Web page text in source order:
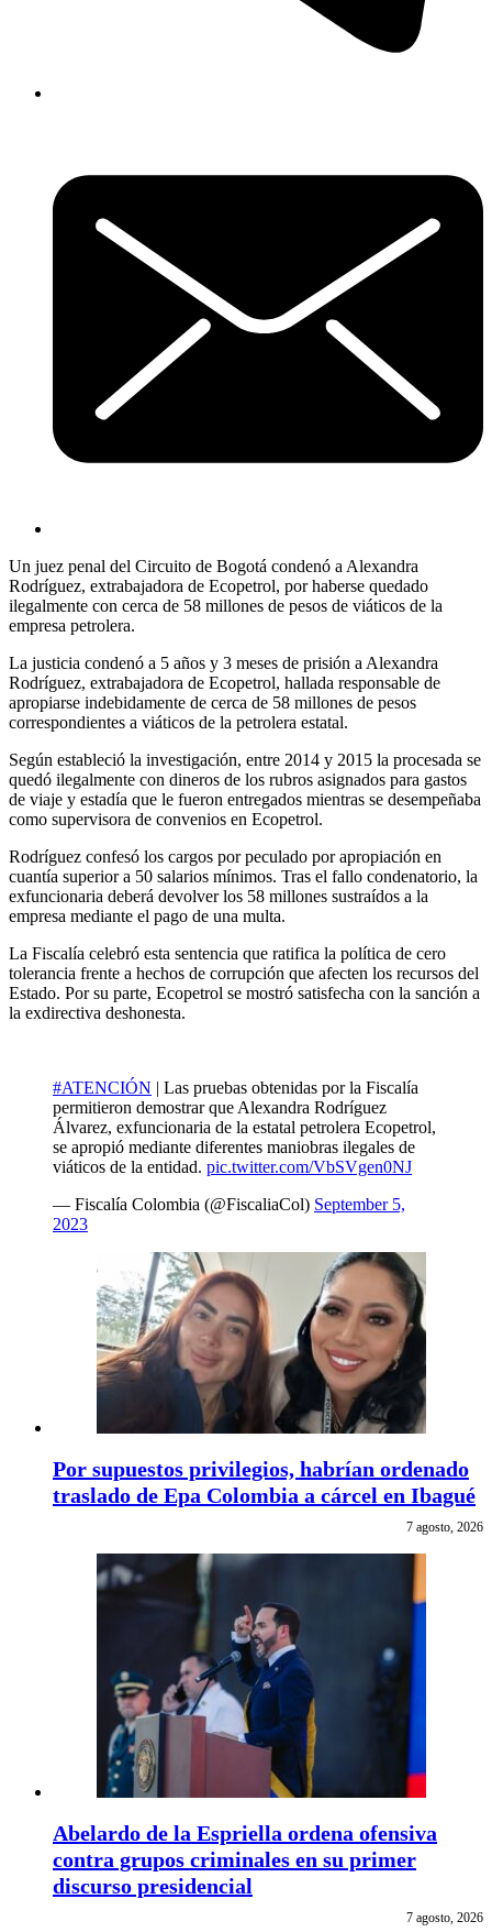
Un juez penal del Circuito de Bogotá condenó a Alexandra
Rodríguez, extrabajadora de Ecopetrol, por haberse quedado
ilegalmente con cerca de 58 millones de pesos de viáticos de la
empresa petrolera.
La justicia condenó a 5 años y 3 meses de prisión a Alexandra
Rodríguez, extrabajadora de Ecopetrol, hallada responsable de
apropiarse indebidamente de cerca de 58 millones de pesos
correspondientes a viáticos de la petrolera estatal.
Según estableció la investigación, entre 2014 y 2015 la procesada se
quedó ilegalmente con dineros de los rubros asignados para gastos
de viaje y estadía que le fueron entregados mientras se desempeñaba
como supervisora de convenios en Ecopetrol.
Rodríguez confesó los cargos por peculado por apropiación en
cuantía superior a 50 salarios mínimos. Tras el fallo condenatorio, la
exfuncionaria deberá devolver los 58 millones sustraídos a la
empresa mediante el pago de una multa.
La Fiscalía celebró esta sentencia que ratifica la política de cero
tolerancia frente a hechos de corrupción que afecten los recursos del
Estado. Por su parte, Ecopetrol se mostró satisfecha con la sanción a
la exdirectiva deshonesta.
#ATENCIÓN | Las pruebas obtenidas por la Fiscalía
permitieron demostrar que Alexandra Rodríguez
Álvarez, exfuncionaria de la estatal petrolera Ecopetrol,
se apropió mediante diferentes maniobras ilegales de
viáticos de la entidad. pic.twitter.com/VbSVgen0NJ
— Fiscalía Colombia (@FiscaliaCol) September 5,
2023
Por supuestos privilegios, habrían ordenado
traslado de Epa Colombia a cárcel en Ibagué
7 agosto, 2026
Abelardo de la Espriella ordena ofensiva
contra grupos criminales en su primer
discurso presidencial
7 agosto, 2026